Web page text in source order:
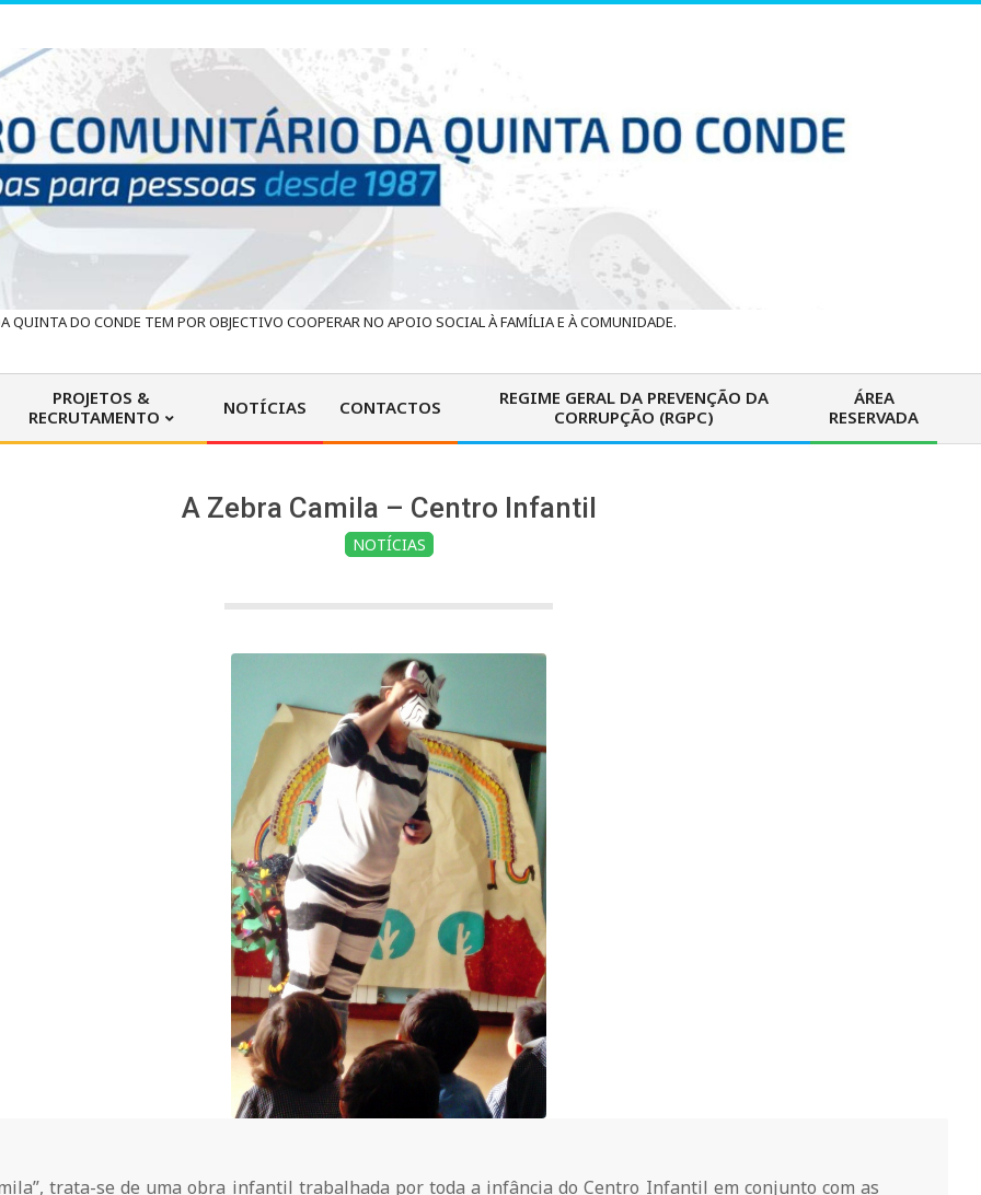
QUINTA DO CONDE TEM POR OBJECTIVO COOPERAR NO APOIO SOCIAL À FAMÍLIA E À COMUNIDADE.
Primary
Navigation
PROJETOS &
RECRUTAMENTO
NOTÍCIAS CONTACTOS
REGIME GERAL DA PREVENÇÃO DA
CORRUPÇÃO (RGPC)
ÁREA
RESERVADA
A Zebra Camila – Centro Infantil
NOTÍCIAS
trata-se de uma obra infantil trabalhada por toda a infância do Centro Infantil em conjunto com as